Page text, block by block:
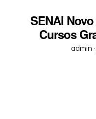
SENAI
Cursos
admin ·